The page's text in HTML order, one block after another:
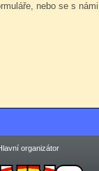
nebo se s
organizátor